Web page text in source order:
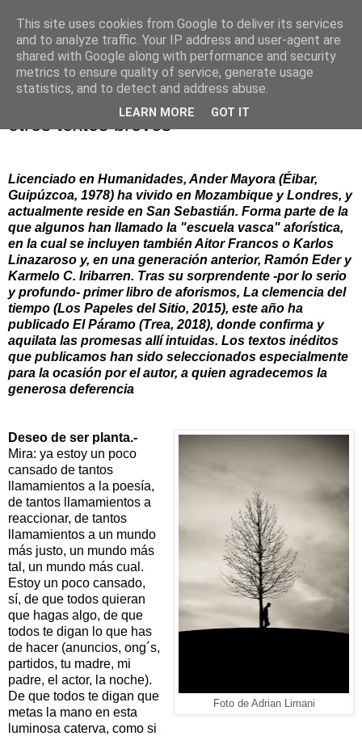
Ander Mayora: Deseo de ser planta, y
otros textos breves
Licenciado en Humanidades, Ander Mayora (Éibar,
Guipúzcoa, 1978) ha vivido en Mozambique y Londres, y
actualmente reside en San Sebastián. Forma parte de la
que algunos han llamado la "escuela vasca" aforística,
en la cual se incluyen también Aitor Francos o Karlos
Linazaroso y, en una generación anterior, Ramón Eder y
Karmelo C. Iribarren. Tras su sorprendente -por lo serio
y profundo- primer libro de aforismos, La clemencia del
tiempo (Los Papeles del Sitio, 2015), este año ha
publicado El Páramo (Trea, 2018), donde confirma y
aquilata las promesas allí intuidas. Los textos inéditos
que publicamos han sido seleccionados especialmente
para la ocasión por el autor, a quien agradecemos la
generosa deferencia
Foto de Adrian Limani
Deseo de ser planta.-
Mira: ya estoy un poco
cansado de tantos
llamamientos a la poesía,
de tantos llamamientos a
reaccionar, de tantos
llamamientos a un mundo
más justo, un mundo más
tal, un mundo más cual.
Estoy un poco cansado,
sí, de que todos quieran
que hagas algo, de que
todos te digan lo que has
de hacer (anuncios, ong´s,
partidos, tu madre, mi
padre, el actor, la noche).
De que todos te digan que
metas la mano en esta
luminosa caterva, como si
This site uses cookies from Google to deliver its services
and to analyze traffic. Your IP address and user-agent are
shared with Google along with performance and security
metrics to ensure quality of service, generate usage
statistics, and to detect and address abuse.
LEARN MORE GOT IT